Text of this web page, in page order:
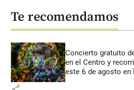
Te recomendamos
Concierto gratuito
en el Centro y
este 6 de agosto en